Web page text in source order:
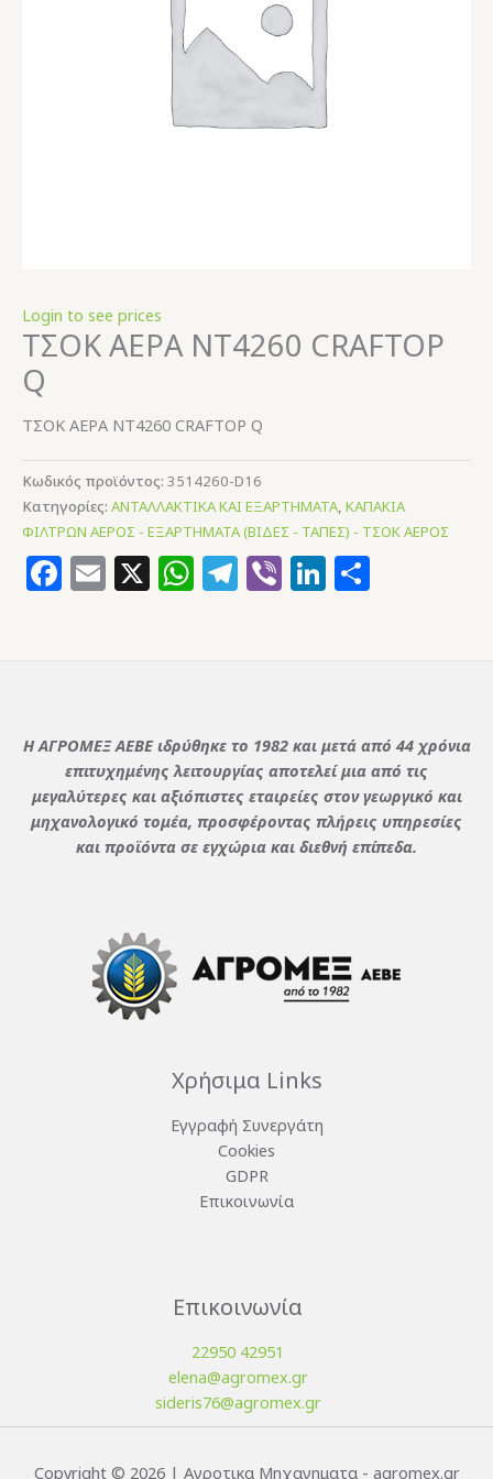
Login to see prices
ΤΣΟΚ ΑΕΡΑ NT4260 CRAFTOP
Q
ΤΣΟΚ ΑΕΡΑ NT4260 CRAFTOP Q
Κωδικός προϊόντος: 3514260-D16
Κατηγορίες: ΑΝΤΑΛΛΑΚΤΙΚΑ ΚΑΙ ΕΞΑΡΤΗΜΑΤΑ, ΚΑΠΑΚΙΑ
ΦΙΛΤΡΩΝ ΑΕΡΟΣ - ΕΞΑΡΤΗΜΑΤΑ (ΒΙΔΕΣ - ΤΑΠΕΣ) - ΤΣΟΚ ΑΕΡΟΣ
Facebook
Email
X WhatsApp
Telegram
ViberLinkedIn
Η ΑΓΡΟΜΕΞ ΑΕΒΕ ιδρύθηκε το 1982 και μετά από 44 χρόνια
επιτυχημένης λειτουργίας αποτελεί μια από τις
μεγαλύτερες και αξιόπιστες εταιρείες στον γεωργικό και
μηχανολογικό τομέα, προσφέροντας πλήρεις υπηρεσίες
και προϊόντα σε εγχώρια και διεθνή επίπεδα.
Χρήσιμα Links
Εγγραφή Συνεργάτη
Cookies
GDPR
Επικοινωνία
Επικοινωνία
22950 42951
elena@agromex.gr
sideris76@agromex.gr
Copyright © 2026 | Αγροτικα Μηχανηματα - agromex.gr